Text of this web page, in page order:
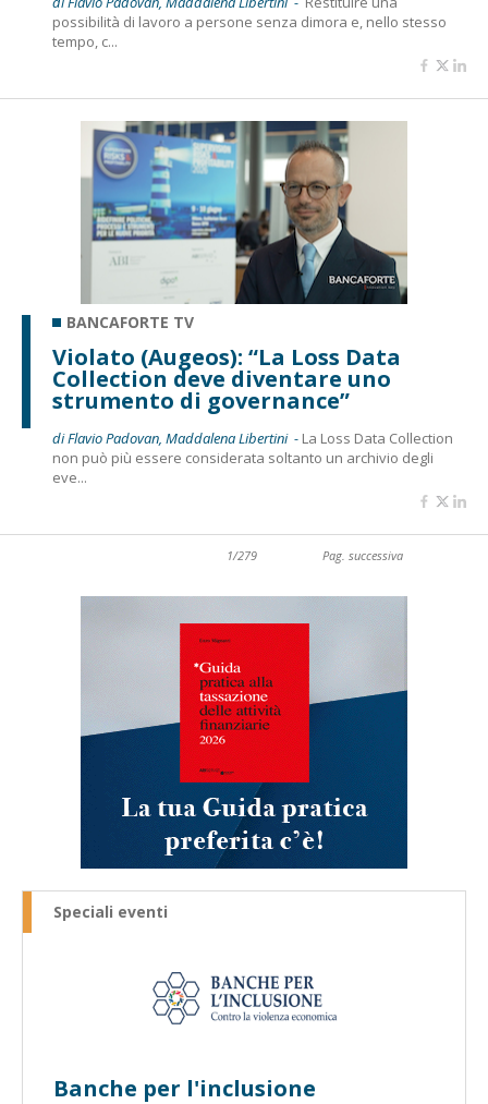
possibilità di lavoro a persone senza dimora e, nello stesso
tempo, c...
BANCAFORTE TV
Violato (Augeos): “La Loss Data
Collection deve diventare uno
strumento di governance”
di Flavio Padovan, Maddalena Libertini - La Loss Data Collection
non può più essere considerata soltanto un archivio degli
eve...
1/279 Pag. successiva
Speciali eventi
Banche per l'inclusione